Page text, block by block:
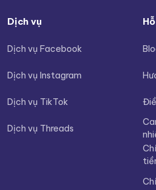
Dịch vụ
Dịch vụ Facebook
Dịch vụ Instagram
Dịch vụ TikTok
Dịch vụ Threads